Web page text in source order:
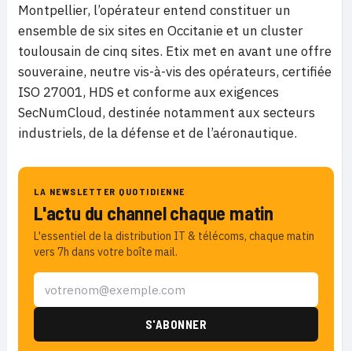
Montpellier, l’opérateur entend constituer un
ensemble de six sites en Occitanie et un cluster
toulousain de cinq sites. Etix met en avant une offre
souveraine, neutre vis-à-vis des opérateurs, certifiée
ISO 27001, HDS et conforme aux exigences
SecNumCloud, destinée notamment aux secteurs
industriels, de la défense et de l’aéronautique.
LA NEWSLETTER QUOTIDIENNE
L'actu du channel chaque matin
L'essentiel de la distribution IT & télécoms, chaque matin
vers 7h dans votre boîte mail.